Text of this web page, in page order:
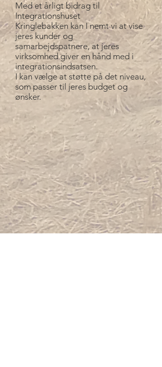
Med et årligt bidrag til
Integrationshuset
Kringlebakken kan I nemt vi at vise
jeres kunder og
samarbejdspatnere, at jeres
virksomhed giver en hånd med i
integrationsindsatsen.
I kan vælge at støtte på det niveau,
som passer til jeres budget og
ønsker.